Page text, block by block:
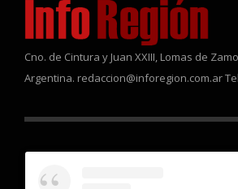
Cno. de Cintura y Juan XXIII, Lomas de
Argentina. redaccion@inforegion.com.ar